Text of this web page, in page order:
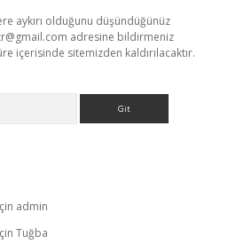
aykırı olduğunu düşündüğünüz
adresine bildirmeniz
içerisinde sitemizden kaldırılacaktır.
admin
Tuğba